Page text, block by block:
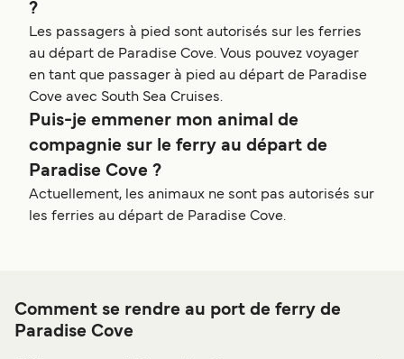
?
Les passagers à pied sont autorisés sur les ferries
au départ de Paradise Cove. Vous pouvez voyager
en tant que passager à pied au départ de Paradise
Cove avec South Sea Cruises.
Puis-je emmener mon animal de
compagnie sur le ferry au départ de
Paradise Cove ?
Actuellement, les animaux ne sont pas autorisés sur
les ferries au départ de Paradise Cove.
Comment se rendre au port de ferry de
Paradise Cove